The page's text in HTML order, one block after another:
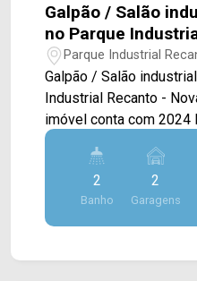
Galpão / Salão
no Parque
Odessa - SP.
Parque Industrial
Galpão / Salão
Industrial Recanto - Nova
imóvel conta com 2024
M² de área construída,
salão amplo, salas
direito de 8M², com doca. > 02 banheiros
> 02 vagas rotativas. Localizado no bairro Parque
Industrial Recanto,
2
Banho
2
Garagens